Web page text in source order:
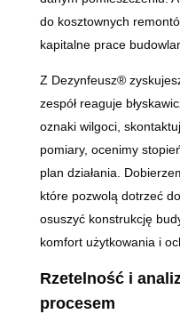
do kosztownych
kapitalne prace
Z Dezynfeusz®
zespół reaguje
oznaki wilgoci,
pomiary, ocenimy
plan działania.
które pozwolą dotrzeć
osuszyć konstrukcję
komfort użytkowania i
Rzetelność i
procesem